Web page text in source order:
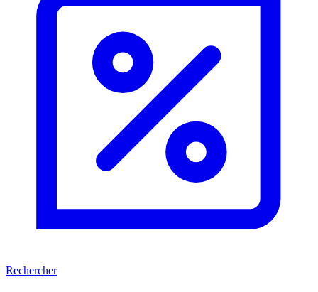
Rechercher